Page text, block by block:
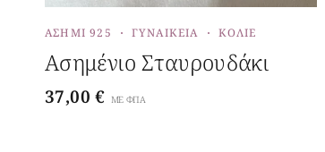
ΑΣΉΜΙ 925 ΓΥΝΑΙΚΕΊΑ ΚΟΛΙΈ
Ασημένιο Σταυρουδάκι
37,00€ ΜΕ ΦΠΑ